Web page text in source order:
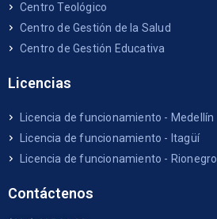
Centro Teológico
Centro de Gestión de la Salud
Centro de Gestión Educativa
Licencias
Licencia de funcionamiento - Medellín
Licencia de funcionamiento - Itagüí
Licencia de funcionamiento - Rionegro
Contáctenos